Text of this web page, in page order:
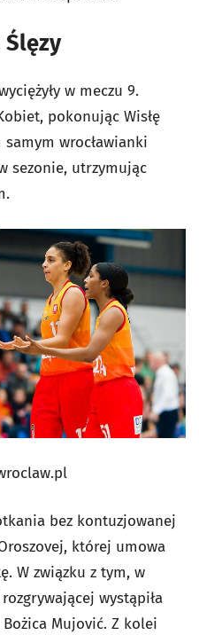
w meczu 9.
pokonując Wisłę
samym wrocławianki
sezonie, utrzymując
bez kontuzjowanej
której umowa
W związku z tym, w
wystąpiła
Mujović. Z kolei